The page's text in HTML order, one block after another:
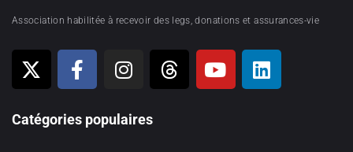
Association habilitée à recevoir des legs, donations et assurances-vie
Catégories populaires